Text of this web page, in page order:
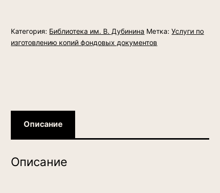
А4
Категория: Библиотека им. В. Дубинина Метка:Услуги по
изготовлению копий фондовых документов
Описание
Описание